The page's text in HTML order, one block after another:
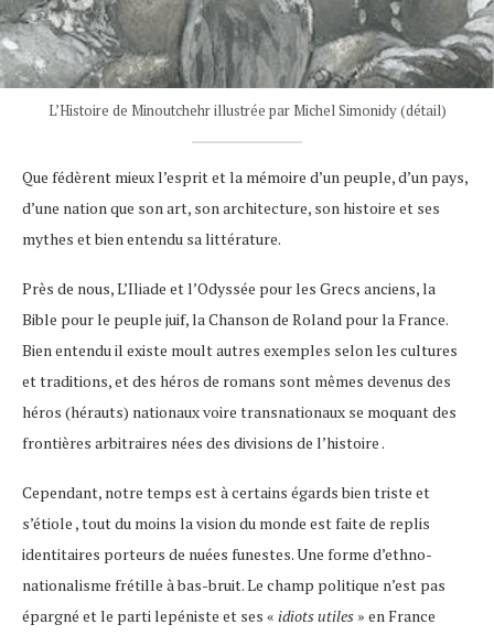
L’Histoire de Minoutchehr illustrée par Michel Simonidy (détail)
Que fédèrent mieux l’esprit et la mémoire d’un peuple, d’un pays,
d’une nation que son art, son architecture, son histoire et ses
mythes et bien entendu sa littérature.
Près de nous, L’Iliade et l’Odyssée pour les Grecs anciens, la
Bible pour le peuple juif, la Chanson de Roland pour la France.
Bien entendu il existe moult autres exemples selon les cultures
et traditions, et des héros de romans sont mêmes devenus des
héros (hérauts) nationaux voire transnationaux se moquant des
frontières arbitraires nées des divisions de l’histoire .
Cependant, notre temps est à certains égards bien triste et
s’étiole , tout du moins la vision du monde est faite de replis
identitaires porteurs de nuées funestes. Une forme d’ethno-
nationalisme frétille à bas-bruit. Le champ politique n’est pas
épargné et le parti lepéniste et ses « idiots utiles » en France